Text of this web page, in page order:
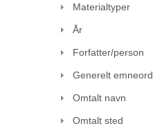
Materialtyper
År
Forfatter/person
Generelt emneord
Omtalt navn
Omtalt sted